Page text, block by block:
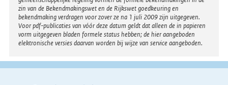
zin van de Bekendmakingswet en de Rijkswet goedkeuring en
bekendmaking verdragen voor zover ze na 1 juli 2009 zijn uitgegeven.
Voor pdf-publicaties van vóór deze datum geldt dat alleen de in papieren
vorm uitgegeven bladen formele status hebben; de hier aangeboden
elektronische versies daarvan worden bij wijze van service aangeboden.